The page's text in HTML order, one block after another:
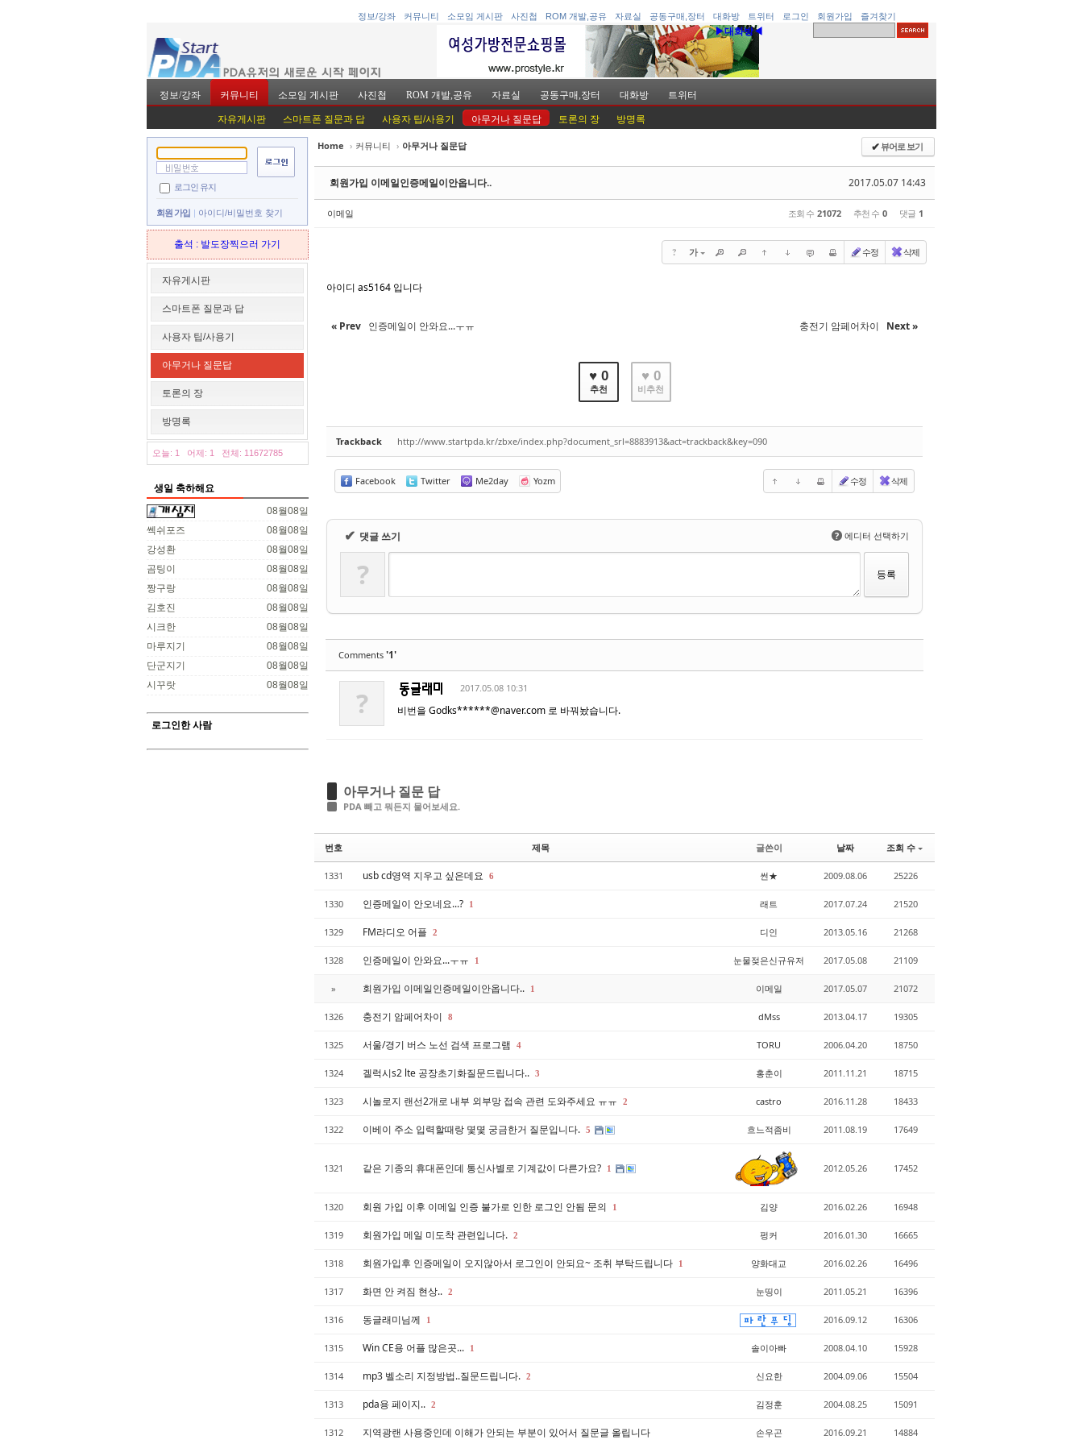
정보/강좌 커뮤니티 소모임 게시판 사진첩 ROM 개발,공유 자료실 공동구매,장터 대화방 트위터 로그인 회원가입 즐겨찾기
▶대화방◀
정보/강좌 커뮤니티 소모임 게시판 사진첩 ROM 개발,공유 자료실 공동구매,장터 대화방 트위터
자유게시판 스마트폰 질문과 답 사용자 팁/사용기 아무거나 질문답 토론의 장 방명록
로그인 유지
회원 가입 아이디/비밀번호 찾기
출석 : 발도장찍으러 가기
자유게시판
스마트폰 질문과 답
사용자 팁/사용기
아무거나 질문답
토론의 장
방명록
오늘: 1 어제: 1 전체: 11672785
생일 축하해요
08월08일
08월08일
쎅쉬포즈
08월08일
강성환
08월08일
곰팅이
08월08일
짱구랑
08월08일
김호진
08월08일
시크한
08월08일
마루지기
08월08일
단군지기
08월08일
시꾸랏
로그인한 사람
Home › 커뮤니티 › 아무거나 질문답 ✔뷰어로 보기
2017.05.07 14:43
회원가입 이메일인증메일이안옵니다..
이메일 조회 수 21072 추천 수 0 댓글 1
? 가 수정 삭제
아이디 as5164 입니다
« Prev 인증메일이 안와요...ㅜㅠ 충전기 암페어차이 Next »
♥ 0
추천
♥ 0
비추천
Trackback http://www.startpda.kr/zbxe/index.php?document_srl=8883913&act=trackback&key=090
Facebook Twitter Me2day Yozm 수정 삭제
✔ 댓글 쓰기 ? 에디터 선택하기
?
Comments '1'
? 2017.05.08 10:31
비번을 Godks******@naver.com 로 바꿔놨습니다.
아무거나 질문 답
PDA 빼고 뭐든지 물어보세요.
번호 제목 글쓴이 날짜 조회 수
1331 usb cd영역 지우고 싶은데요 6 썬★ 2009.08.06 25226
1330 인증메일이 안오네요...? 1 래트 2017.07.24 21520
1329 FM라디오 어플 2 디인 2013.05.16 21268
1328 인증메일이 안와요...ㅜㅠ 1 눈물젖은신규유저 2017.05.08 21109
» 회원가입 이메일인증메일이안옵니다.. 1 이메일 2017.05.07 21072
1326 충전기 암페어차이 8 dMss 2013.04.17 19305
1325 서울/경기 버스 노선 검색 프로그램 4 TORU 2006.04.20 18750
1324 겔럭시s2 lte 공장초기화질문드립니다.. 3 홍춘이 2011.11.21 18715
1323 시놀로지 랜선2개로 내부 외부망 접속 관련 도와주세요 ㅠㅠ 2 castro 2016.11.28 18433
1322 이베이 주소 입력할때랑 몇몇 궁금한거 질문입니다. 5 흐느적좀비 2011.08.19 17649
1321 같은 기종의 휴대폰인데 통신사별로 기계값이 다른가요? 1 2012.05.26 17452
1320 회원 가입 이후 이메일 인증 불가로 인한 로그인 안됨 문의 1 김양 2016.02.26 16948
1319 회원가입 메일 미도착 관련입니다. 2 펑커 2016.01.30 16665
1318 회원가입후 인증메일이 오지않아서 로그인이 안되요~ 조취 부탁드립니다 1 양화대교 2016.02.26 16496
1317 화면 안 켜짐 현상.. 2 눈띵이 2011.05.21 16396
1316 동글래미님께 1 2016.09.12 16306
1315 Win CE용 어플 많은곳... 1 솔이아빠 2008.04.10 15928
1314 mp3 벨소리 지정방법..질문드립니다. 2 신요한 2004.09.06 15504
1313 pda용 페이지.. 2 김정훈 2004.08.25 15091
1312 지역광랜 사용중인데 이해가 안되는 부분이 있어서 질문글 올립니다 손우곤 2016.09.21 14884
Sketchbook5, 스케치북5
Sketchbook5, 스케치북5
Sketchbook5, 스케치북5
Sketchbook5, 스케치북5